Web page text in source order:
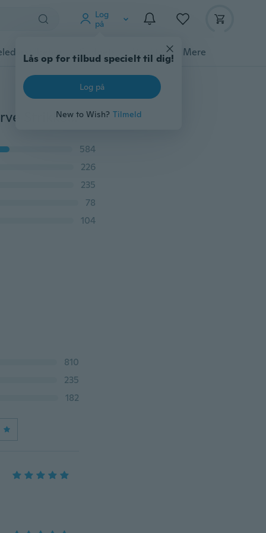
Log
på
Lås op for tilbud specielt til dig!
Log på
New to Wish? Tilmeld
Gadgets Værktøj Mere
Plus Size Dame Mode Kold skulder Langærmet Ren farve Strikket Casual Sweater
584
226
235
78
104
810
235
182